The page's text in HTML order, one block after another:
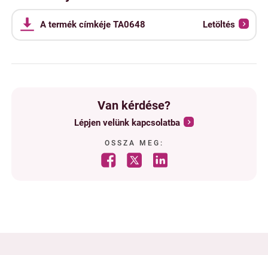
A termék címkéje TA0648 Letöltés
Van kérdése?
Lépjen velünk kapcsolatba
OSSZA MEG: